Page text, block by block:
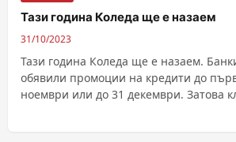
Тази година Коледа ще е назаем
31/10/2023
Тази година Коледа ще е назаем.
обявили промоции на кредити до
ноември или до 31 декември. Затова